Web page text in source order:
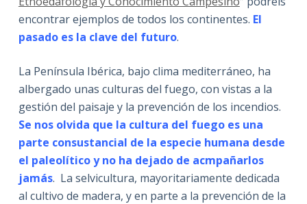
encontrar ejemplos de todos los continentes. El
pasado es la clave del futuro.
La Península Ibérica, bajo clima mediterráneo, ha
albergado unas culturas del fuego, con vistas a la
gestión del paisaje y la prevención de los incendios.
Se nos olvida que la cultura del fuego es una
parte consustancial de la especie humana desde
el paleolítico y no ha dejado de acmpañarlos
jamás. La selvicultura, mayoritariamente dedicada
al cultivo de madera, y en parte a la prevención de la